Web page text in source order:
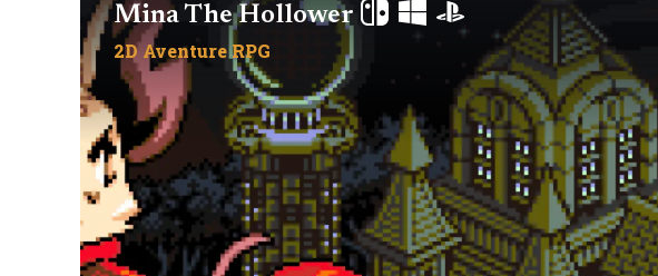
Mina The Hollower
2D AventureRPG